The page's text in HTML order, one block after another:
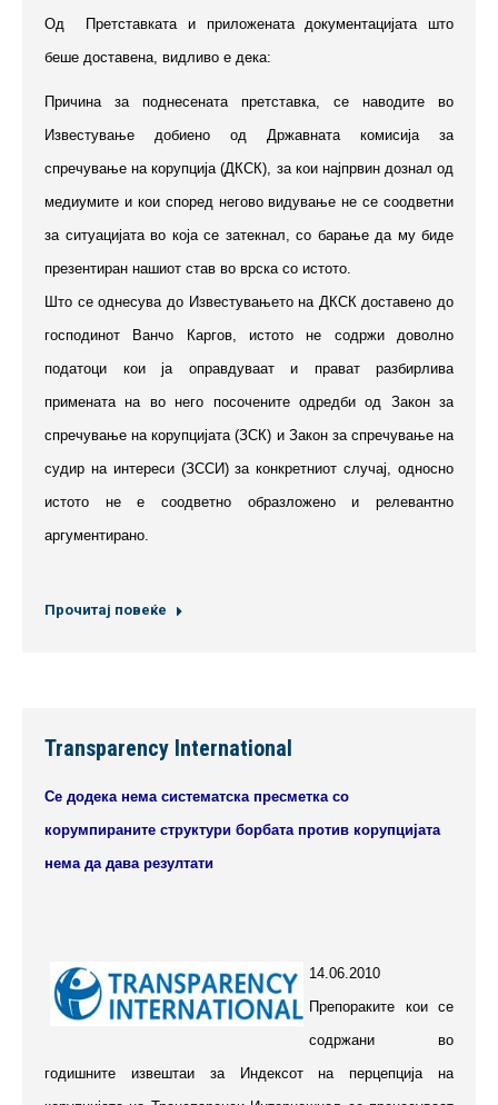
Од Претставката и приложената документацијата што
беше доставена, видливо е дека:
Причина за поднесената претставка, се наводите во
Известување добиено од Државната комисија за
спречување на корупција (ДКСК), за кои најпрвин дознал од
медиумите и кои според негово видување не се соодветни
за ситуацијата во која се затекнал, со барање да му биде
презентиран нашиот став во врска со истото.
Што се однесува до Известувањето на ДКСК доставено до
господинот Ванчо Каргов, истото не содржи доволно
податоци кои ја оправдуваат и прават разбирлива
примената на во него посочените одредби од Закон за
спречување на корупцијата (ЗСК) и Закон за спречување на
судир на интереси (ЗССИ) за конкретниот случај, односно
истото не е соодветно образложено и релевантно
аргументирано.
Прочитај повеќе
Transparency International
Се додека нема систематска пресметка со
корумпираните структури борбата против корупцијата
нема да дава резултати
14.06.2010
Препораките кои се
содржани во
годишните извештаи за Индексот на перцепција на